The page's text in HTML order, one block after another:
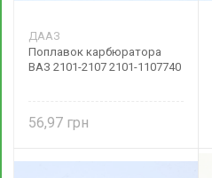
ДААЗ
Поплавок карбюратора
ВАЗ 2101-2107 2101-1107740
56,97